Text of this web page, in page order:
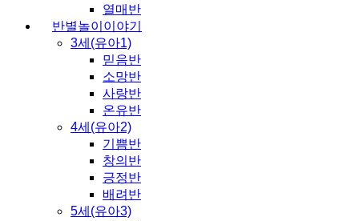
열매반
반별놀이이야기
3세(유아1)
믿음반
소망반
사랑반
온유반
4세(유아2)
기쁨반
창의반
긍정반
배려반
5세(유아3)